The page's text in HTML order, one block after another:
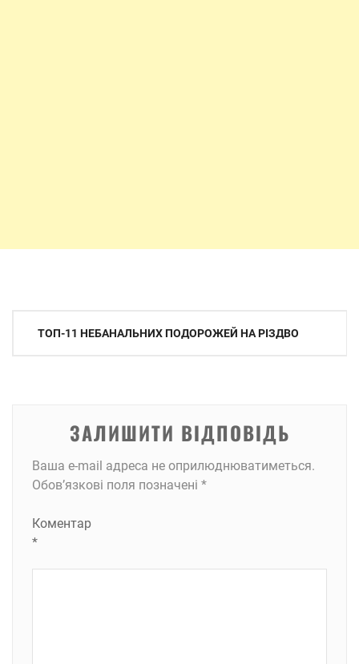
Навігація
ТОП-11 НЕБАНАЛЬНИХ ПОДОРОЖЕЙ НА РІЗДВО
ЗАЛИШИТИ ВІДПОВІДЬ
Ваша e-mail адреса не оприлюднюватиметься.
Обов’язкові поля позначені *
Коментар
*